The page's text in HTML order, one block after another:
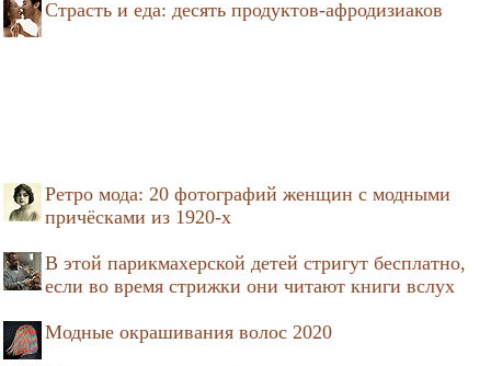
Страсть и еда: десять продуктов-афродизиаков
Ретро мода: 20 фотографий женщин с модными
причёсками из 1920-х
В этой парикмахерской детей стригут бесплатно,
если во время стрижки они читают книги вслух
Модные окрашивания волос 2020